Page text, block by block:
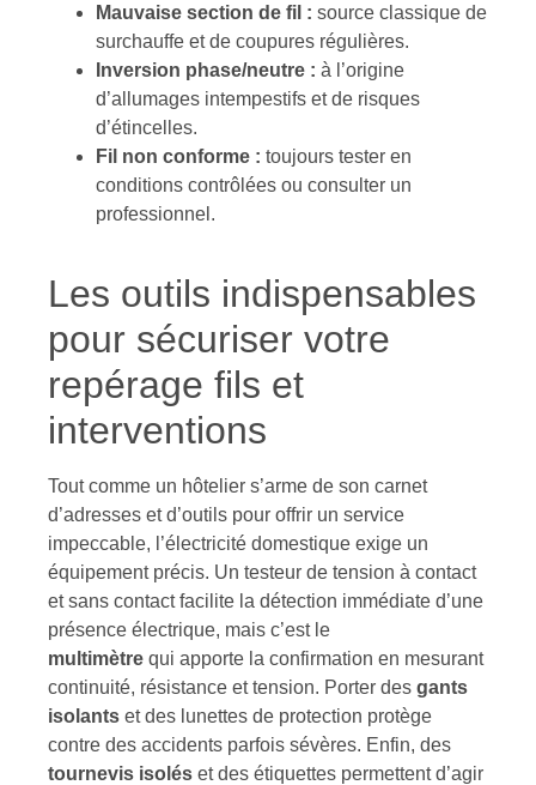
Mauvaise section de fil : source classique de
surchauffe et de coupures régulières.
Inversion phase/neutre : à l’origine
d’allumages intempestifs et de risques
d’étincelles.
Fil non conforme : toujours tester en
conditions contrôlées ou consulter un
professionnel.
Les outils indispensables
pour sécuriser votre
repérage fils et
interventions
Tout comme un hôtelier s’arme de son carnet
d’adresses et d’outils pour offrir un service
impeccable, l’électricité domestique exige un
équipement précis. Un testeur de tension à contact
et sans contact facilite la détection immédiate d’une
présence électrique, mais c’est le
multimètre qui apporte la confirmation en mesurant
continuité, résistance et tension. Porter des gants
isolants et des lunettes de protection protège
contre des accidents parfois sévères. Enfin, des
tournevis isolés et des étiquettes permettent d’agir